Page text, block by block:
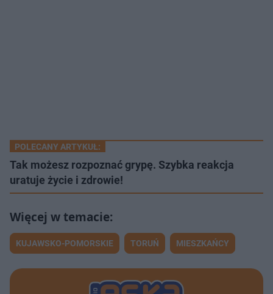
POLECANY ARTYKUŁ:
Tak możesz rozpoznać grypę. Szybka reakcja
uratuje życie i zdrowie!
KUJAWSKO-POMORSKIE TORUŃ MIESZKAŃCY